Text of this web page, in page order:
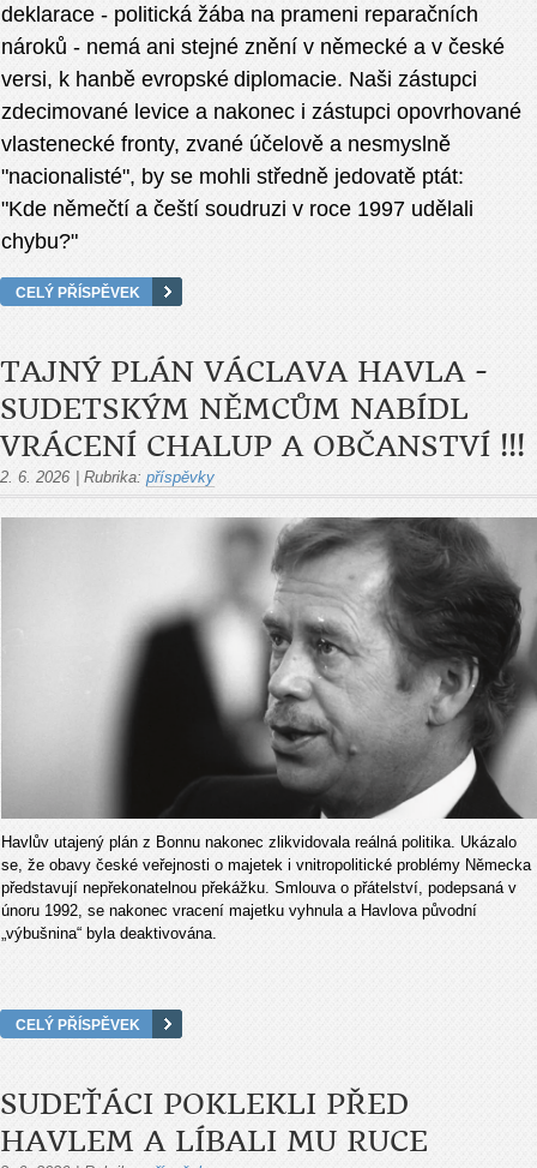
deklarace - politická žába na prameni reparačních
nároků - nemá ani stejné znění v německé a v české
versi, k hanbě evropské diplomacie. Naši zástupci
zdecimované levice a nakonec i zástupci opovrhované
vlastenecké fronty, zvané účelově a nesmyslně
"nacionalisté", by se mohli středně jedovatě ptát:
"Kde němečtí a čeští soudruzi v roce 1997 udělali
chybu?"
CELÝ PŘÍSPĚVEK
TAJNÝ PLÁN VÁCLAVA HAVLA -
SUDETSKÝM NĚMCŮM NABÍDL
VRÁCENÍ CHALUP A OBČANSTVÍ !!!
2. 6. 2026 | Rubrika: příspěvky
Havlův utajený plán z Bonnu nakonec zlikvidovala reálná politika. Ukázalo
se, že obavy české veřejnosti o majetek i vnitropolitické problémy Německa
představují nepřekonatelnou překážku. Smlouva o přátelství, podepsaná v
únoru 1992, se nakonec vracení majetku vyhnula a Havlova původní
„výbušnina“ byla deaktivována.
CELÝ PŘÍSPĚVEK
SUDEŤÁCI POKLEKLI PŘED
HAVLEM A LÍBALI MU RUCE